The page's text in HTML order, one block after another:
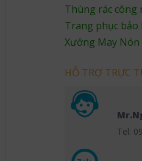
Thùng rác công
Trang phục bảo
Xưởng May Nón
HỖ TRỢ TRỰC
Tel: